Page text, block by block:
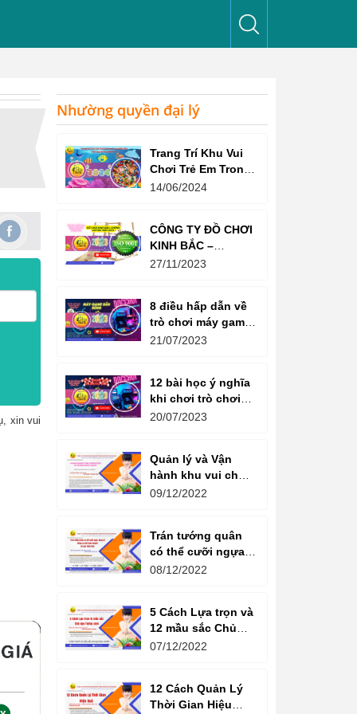
xin vui
Nhường quyền đại lý
Trang Trí Khu Vui
Chơi Trẻ Em Trong
Nhà Như Thế Nào
14/06/2024
CÔNG TY ĐỒ CHƠI
KINH BẮC –
CHỨNG CHỈ ISO
27/11/2023
8 điều hấp dẫn về
trò chơi máy game
bắn súng
21/07/2023
12 bài học ý nghĩa
khi chơi trò chơi
máy game đua xe
20/07/2023
Quản lý và Vận
hành khu vui chơi
giải trí -
amusement parks
09/12/2022
Trán tướng quân
có thể cưỡi ngựa,
Bụng tể tướng có
08/12/2022
5 Cách Lựa trọn và
12 mầu sắc Chủ
đạo Tương sinh
năng lượng
07/12/2022
12 Cách Quản Lý
Thời Gian Hiệu